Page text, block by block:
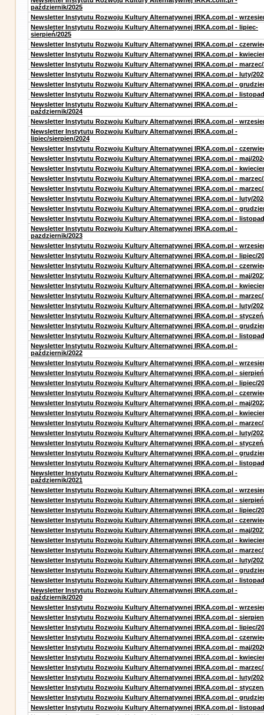
październik/2025
Newsletter Instytutu Rozwoju Kultury Alternatywnej IRKA.com.pl -
Newsletter Instytutu Rozwoju Kultury Alternatywnej IRKA.com.pl - lipiec-
sierpień/2025
Newsletter Instytutu Rozwoju Kultury Alternatywnej IRKA.com.pl -
Newsletter Instytutu Rozwoju Kultury Alternatywnej IRKA.com.pl -
Newsletter Instytutu Rozwoju Kultury Alternatywnej IRKA.com.pl - marzec/
Newsletter Instytutu Rozwoju Kultury Alternatywnej IRKA.com.pl - luty/
Newsletter Instytutu Rozwoju Kultury Alternatywnej IRKA.com.pl -
Newsletter Instytutu Rozwoju Kultury Alternatywnej IRKA.com.pl -
Newsletter Instytutu Rozwoju Kultury Alternatywnej IRKA.com.pl -
październik/2024
Newsletter Instytutu Rozwoju Kultury Alternatywnej IRKA.com.pl -
Newsletter Instytutu Rozwoju Kultury Alternatywnej IRKA.com.pl -
lipiec/sierpien/2024
Newsletter Instytutu Rozwoju Kultury Alternatywnej IRKA.com.pl -
Newsletter Instytutu Rozwoju Kultury Alternatywnej IRKA.com.pl - maj/
Newsletter Instytutu Rozwoju Kultury Alternatywnej IRKA.com.pl -
Newsletter Instytutu Rozwoju Kultury Alternatywnej IRKA.com.pl - marzec/
Newsletter Instytutu Rozwoju Kultury Alternatywnej IRKA.com.pl - marzec/
Newsletter Instytutu Rozwoju Kultury Alternatywnej IRKA.com.pl - luty/
Newsletter Instytutu Rozwoju Kultury Alternatywnej IRKA.com.pl -
Newsletter Instytutu Rozwoju Kultury Alternatywnej IRKA.com.pl -
Newsletter Instytutu Rozwoju Kultury Alternatywnej IRKA.com.pl -
pazdziernik/2023
Newsletter Instytutu Rozwoju Kultury Alternatywnej IRKA.com.pl -
Newsletter Instytutu Rozwoju Kultury Alternatywnej IRKA.com.pl - lipiec/
Newsletter Instytutu Rozwoju Kultury Alternatywnej IRKA.com.pl -
Newsletter Instytutu Rozwoju Kultury Alternatywnej IRKA.com.pl - maj/
Newsletter Instytutu Rozwoju Kultury Alternatywnej IRKA.com.pl -
Newsletter Instytutu Rozwoju Kultury Alternatywnej IRKA.com.pl - marzec/
Newsletter Instytutu Rozwoju Kultury Alternatywnej IRKA.com.pl - luty/
Newsletter Instytutu Rozwoju Kultury Alternatywnej IRKA.com.pl -
Newsletter Instytutu Rozwoju Kultury Alternatywnej IRKA.com.pl -
Newsletter Instytutu Rozwoju Kultury Alternatywnej IRKA.com.pl -
Newsletter Instytutu Rozwoju Kultury Alternatywnej IRKA.com.pl -
październik/2022
Newsletter Instytutu Rozwoju Kultury Alternatywnej IRKA.com.pl -
Newsletter Instytutu Rozwoju Kultury Alternatywnej IRKA.com.pl -
Newsletter Instytutu Rozwoju Kultury Alternatywnej IRKA.com.pl - lipiec/
Newsletter Instytutu Rozwoju Kultury Alternatywnej IRKA.com.pl -
Newsletter Instytutu Rozwoju Kultury Alternatywnej IRKA.com.pl - maj/
Newsletter Instytutu Rozwoju Kultury Alternatywnej IRKA.com.pl -
Newsletter Instytutu Rozwoju Kultury Alternatywnej IRKA.com.pl - marzec/
Newsletter Instytutu Rozwoju Kultury Alternatywnej IRKA.com.pl - luty/
Newsletter Instytutu Rozwoju Kultury Alternatywnej IRKA.com.pl -
Newsletter Instytutu Rozwoju Kultury Alternatywnej IRKA.com.pl -
Newsletter Instytutu Rozwoju Kultury Alternatywnej IRKA.com.pl -
Newsletter Instytutu Rozwoju Kultury Alternatywnej IRKA.com.pl -
październik/2021
Newsletter Instytutu Rozwoju Kultury Alternatywnej IRKA.com.pl -
Newsletter Instytutu Rozwoju Kultury Alternatywnej IRKA.com.pl -
Newsletter Instytutu Rozwoju Kultury Alternatywnej IRKA.com.pl - lipiec/
Newsletter Instytutu Rozwoju Kultury Alternatywnej IRKA.com.pl -
Newsletter Instytutu Rozwoju Kultury Alternatywnej IRKA.com.pl - maj/
Newsletter Instytutu Rozwoju Kultury Alternatywnej IRKA.com.pl -
Newsletter Instytutu Rozwoju Kultury Alternatywnej IRKA.com.pl - marzec/
Newsletter Instytutu Rozwoju Kultury Alternatywnej IRKA.com.pl - luty/
Newsletter Instytutu Rozwoju Kultury Alternatywnej IRKA.com.pl -
Newsletter Instytutu Rozwoju Kultury Alternatywnej IRKA.com.pl -
Newsletter Instytutu Rozwoju Kultury Alternatywnej IRKA.com.pl -
październik/2020
Newsletter Instytutu Rozwoju Kultury Alternatywnej IRKA.com.pl -
Newsletter Instytutu Rozwoju Kultury Alternatywnej IRKA.com.pl -
Newsletter Instytutu Rozwoju Kultury Alternatywnej IRKA.com.pl - lipiec/
Newsletter Instytutu Rozwoju Kultury Alternatywnej IRKA.com.pl -
Newsletter Instytutu Rozwoju Kultury Alternatywnej IRKA.com.pl - maj/
Newsletter Instytutu Rozwoju Kultury Alternatywnej IRKA.com.pl -
Newsletter Instytutu Rozwoju Kultury Alternatywnej IRKA.com.pl - marzec/
Newsletter Instytutu Rozwoju Kultury Alternatywnej IRKA.com.pl - luty/
Newsletter Instytutu Rozwoju Kultury Alternatywnej IRKA.com.pl -
Newsletter Instytutu Rozwoju Kultury Alternatywnej IRKA.com.pl -
Newsletter Instytutu Rozwoju Kultury Alternatywnej IRKA.com.pl -